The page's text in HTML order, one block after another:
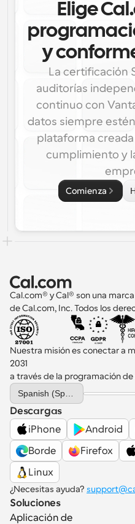
Elige
y
La certificación
auditorías
continuo con
datos siempre
plataforma creada
cumplimiento y
Comienza
Cal.com® y Cal® son una
de Cal.com, Inc. Todos los
Nuestra misión es conectar a
2031
a través de la programación de
Select Language
Descargas
iPhone
Android
Borde
Firefox
Linux
¿Necesitas ayuda?
Soluciones
Aplicación de